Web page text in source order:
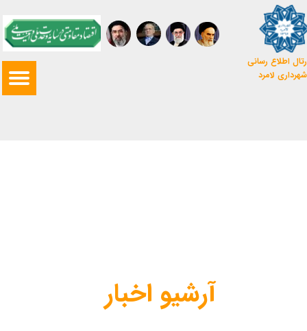
اطلاع رسانی
شهرداری لامرد
آرشیو اخبار